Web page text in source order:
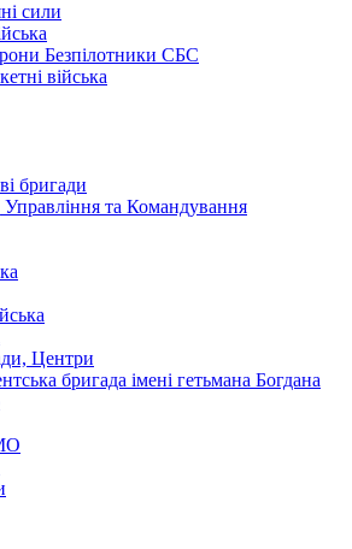
сили
Безпілотники СБС
війська
бригади
та Командування
Центри
бригада імені гетьмана Богдана